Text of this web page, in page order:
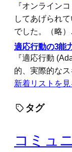
『オンライン
してあげられ
でした。（略
適応行動の3能
『適応行動
的、実際的な
新着リストを見
タグ
コミュ